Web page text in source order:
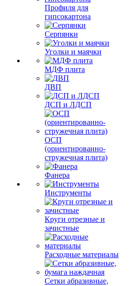
Профиля для
гипсокартона
Серпянки
Уголки и маячки
МДФ плита
ДВП
ДСП и ЛДСП
ОСП
(ориентированно-
стружечная плита)
Фанера
Инструменты
Круги отрезные и
зачистные
Расходные материалы
Сетки абразивные,